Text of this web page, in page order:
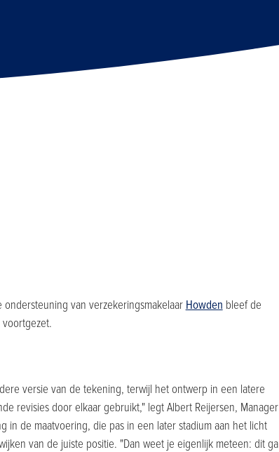
ondersteuning van verzekeringsmakelaar Howden bleef de
versie van de tekening, terwijl het ontwerp in een latere
revisies door elkaar gebruikt," legt Albert Reijersen, Manager
in de maatvoering, die pas in een later stadium aan het licht
van de juiste positie. "Dan weet je eigenlijk meteen: dit ga